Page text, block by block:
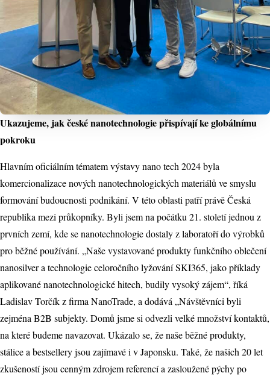
Ukazujeme, jak české nanotechnologie přispívají ke globálnímu
pokroku
Hlavním oficiálním tématem výstavy nano tech 2024 byla
komercionalizace nových nanotechnologických materiálů ve smyslu
formování budoucnosti podnikání. V této oblasti patří právě Česká
republika mezi průkopníky. Byli jsem na počátku 21. století jednou z
prvních zemí, kde se nanotechnologie dostaly z laboratoří do výrobků
pro běžné používání. „Naše vystavované produkty funkčního oblečení
nanosilver a technologie celoročního lyžování SKI365, jako příklady
aplikované nanotechnologické hitech, budily vysoký zájem“, říká
Ladislav Torčík z firma NanoTrade, a dodává „Návštěvníci byli
zejména B2B subjekty. Domů jsme si odvezli velké množství kontaktů,
na které budeme navazovat. Ukázalo se, že naše běžné produkty,
stálice a bestsellery jsou zajímavé i v Japonsku. Také, že našich 20 let
zkušeností jsou cenným zdrojem referencí a zasloužené pýchy po